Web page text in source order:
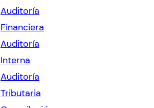
Auditoría
Financiera
Auditoría
Interna
Auditoría
Tributaria